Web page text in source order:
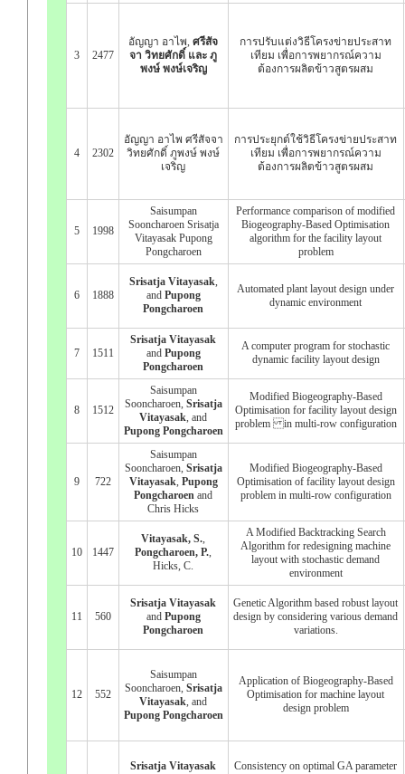
3 2477
อัญญา อาไพ, ศรีสัจ
จา วิทยศักดิ์ และ ภู
พงษ์ พงษ์เจริญ
การปรับแต่งวิธีโครงข่ายประสาท
เทียม เพื่อการพยากรณ์ความ
ต้องการผลิตข้าวสูตรผสม
4 2302
อัญญา อาไพ ศรีสัจจา
วิทยศักดิ์ ภูพงษ์ พงษ์
เจริญ
การประยุกต์ใช้วิธีโครงข่ายประสาท
เทียม เพื่อการพยากรณ์ความ
ต้องการผลิตข้าวสูตรผสม
5 1998
Saisumpan
Sooncharoen Srisatja
Vitayasak Pupong
Pongcharoen
Performance comparison of modified
Biogeography-Based Optimisation
algorithm for the facility layout
problem
6 1888
Srisatja Vitayasak
and Pupong
Pongcharoen
Automated plant layout design under
dynamic environment
7 1511
Srisatja Vitayasak
and Pupong
Pongcharoen
A computer program for stochastic
dynamic facility layout design
8 1512
Saisumpan
Sooncharoen, Srisatja
Vitayasak , and
Pupong Pongcharoen
Modified Biogeography-Based
Optimisation for facility layout design
problem in multi-row configuration
9 722
Saisumpan
Sooncharoen, Srisatja
Vitayasak Pupong
Pongcharoen and
Chris Hicks
Modified Biogeography-Based
Optimisation of facility layout design
problem in multi-row configuration
10 1447
Vitayasak, S.
Pongcharoen, P.
Hicks, C.
A Modified Backtracking Search
Algorithm for redesigning machine
layout with stochastic demand
environment
11 560
Srisatja Vitayasak
and Pupong
Pongcharoen
Genetic Algorithm based robust layout
design by considering various demand
variations.
12 552
Saisumpan
Sooncharoen, Srisatja
Vitayasak , and
Pupong Pongcharoen
Application of Biogeography-Based
Optimisation for machine layout
design problem
Srisatja Vitayasak
Consistency on optimal GA parameter